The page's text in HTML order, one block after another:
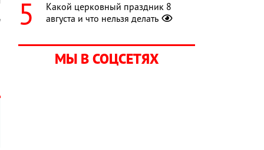
Какой церковный праздник 8
августа и что нельзя делать
МЫ В СОЦСЕТЯХ